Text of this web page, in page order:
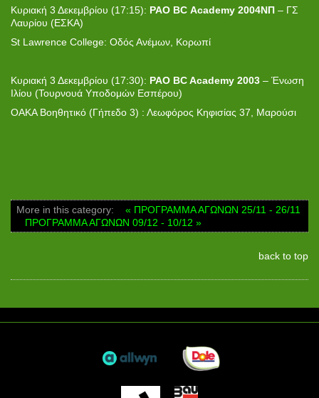
Κυριακή 3 Δεκεμβρίου (17:15): PAO BC Academy 2004ΝΠ – ΓΣ
Λαυρίου (ΕΣΚΑ)
St Lawrence College: Οδός Ανέμων, Κορωπί
Κυριακή 3 Δεκεμβρίου (17:30): PAO BCAcademy 2003 – Ένωση
Ιλίου (Τουρνουά Υποδομών Εσπέρου)
ΟΑΚΑ Βοηθητικό (Γήπεδο 3) : Λεωφόρος Κηφισίας 37, Μαρούσι
More in this category:
« ΠΡΟΓΡΑΜΜΑ ΑΓΩΝΩΝ 25/11 - 26/11
ΠΡΟΓΡΑΜΜΑ ΑΓΩΝΩΝ 09/12 - 10/12 »
back to top